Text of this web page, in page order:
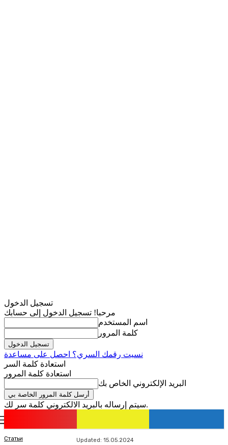
تسجيل الدخول
مرحبا! تسجيل الدخول إلى حسابك
اسم المستخدم
كلمة المرور
نسيت رقمك السري؟ احصل على مساعدة
استعادة كلمة السر
استعادة كلمة المرور
البريد الإلكتروني الخاص بك
سيتم إرساله بالبريد الالكتروني كلمة سر لك.
Статьи Updated: 15.05.2024